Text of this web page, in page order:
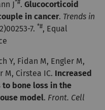
J*#. Glucocorticoid
in cancer. Trends in
7. *#, Equal
Y, Fidan M, Engler M,
M, Cirstea IC. Increased
bone loss in the
model. Front. Cell